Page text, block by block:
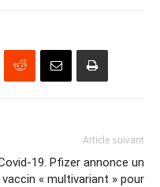
Article suivant
19. Pfizer annonce un
vaccin « multivariant » pour